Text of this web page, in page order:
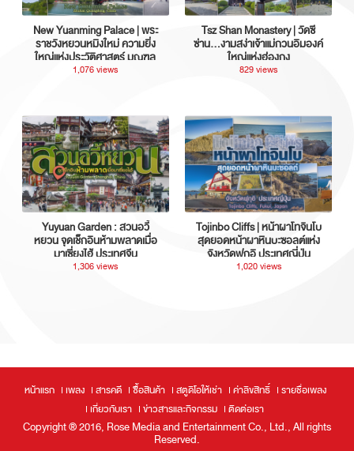
New Yuanming Palace | พระ
ราชวังหยวนหมิงใหม่ ความยิ่ง
ใหญ่แห่งประวัติศาสตร์ มณฑล
กวางตุ้ง ประเทศจีน
1,076 views
Tsz Shan Monastery | วัดซี
ซ่าน…งามสง่าเจ้าแม่กวนอิมองค์
ใหญ่แห่งฮ่องกง
829 views
Yuyuan Garden : สวนอวี้
หยวน จุดเช็กอินห้ามพลาดเมื่อ
มาเซี่ยงไฮ้ ประเทศจีน
1,306 views
Tojinbo Cliffs | หน้าผาโทจินโบ
สุดยอดหน้าผาหินบะซอลต์แห่ง
จังหวัดฟุกุอิ ประเทศญี่ปุ่น
1,020 views
หน้าแรก เพลง สารคดี ซื้อสินค้า สตูดิโอให้เช่า ค่าลิขสิทธิ์
รายชื่อเพลง
เกี่ยวกับเรา
ข่าวสารและกิจกรรม ติดต่อเรา
Copyright ® 2016, Rose Media and Entertainment Co., Ltd., All rights
Reserved.